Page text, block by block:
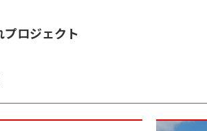
プロジェクト